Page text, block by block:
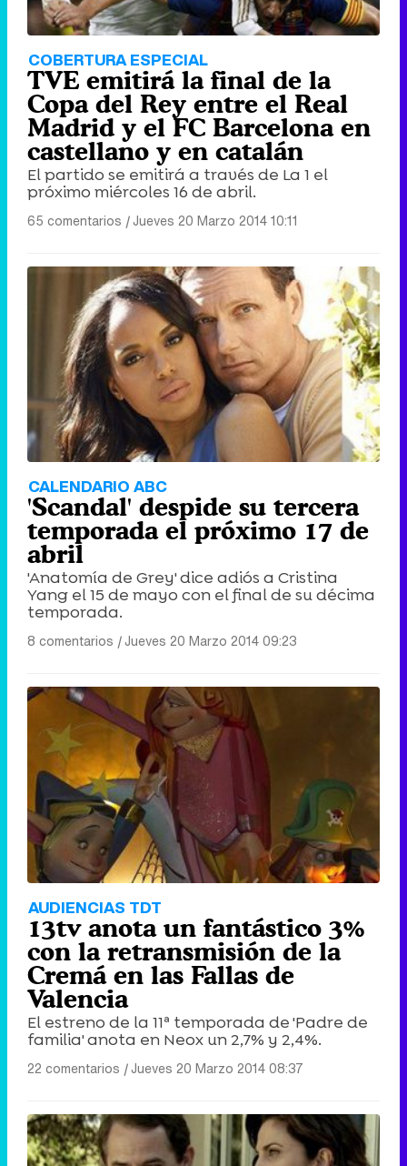
COBERTURA ESPECIAL
TVE emitirá la final de la
Copa del Rey entre el Real
Madrid y el FC Barcelona en
castellano y en catalán
El partido se emitirá a través de La 1 el
próximo miércoles 16 de abril.
65 comentarios |Jueves 20 Marzo 2014 10:11
CALENDARIO ABC
'Scandal' despide su tercera
temporada el próximo 17 de
abril
'Anatomía de Grey' dice adiós a Cristina
Yang el 15 de mayo con el final de su décima
temporada.
8 comentarios |Jueves 20 Marzo 2014 09:23
AUDIENCIAS TDT
13tv anota un fantástico 3%
con la retransmisión de la
Cremá en las Fallas de
Valencia
El estreno de la 11ª temporada de 'Padre de
familia' anota en Neox un 2,7% y 2,4%.
22 comentarios |Jueves 20 Marzo 2014 08:37